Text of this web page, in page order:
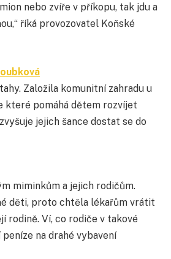
nebo zvíře v příkopu, tak jdu a
říká provozovatel Koňské
Založila komunitní zahradu u
které pomáhá dětem rozvíjet
jejich šance dostat se do
miminkům a jejich rodičům.
děti, proto chtěla lékařům vrátit
rodině. Ví, co rodiče v takové
na drahé vybavení